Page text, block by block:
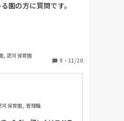
園の方に質問です。
合、保育園側には誰が
という情報はわかるの
のでわからず...
ってどのくらいいるの
, 認可保育園
8 ・ 11/20
保育園, 管理職